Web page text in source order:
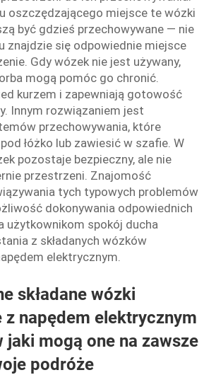
oszczędzającego miejsce te wózki
być gdzieś przechowywane — nie
znajdzie się odpowiednie miejsce
Gdy wózek nie jest używany,
mogą pomóc go chronić.
kurzem i zapewniają gotowość
Innym rozwiązaniem jest
przechowywania, które
łóżko lub zawiesić w szafie. W
pozostaje bezpieczny, ale nie
przestrzeni. Znajomość
tych typowych problemów
dokonywania odpowiednich
użytkownikom spokój ducha
z składanych wózków
elektrycznym.
składane wózki
z napędem elektrycznym
jaki mogą one na zawsze
podróże